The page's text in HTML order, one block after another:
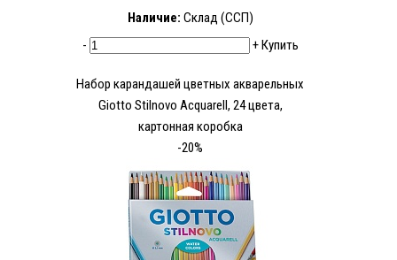
Наличие: Склад (ССП)
-
+Купить
Набор карандашей цветных акварельных
Giotto Stilnovo Acquarell, 24 цвета,
картонная коробка
-20%